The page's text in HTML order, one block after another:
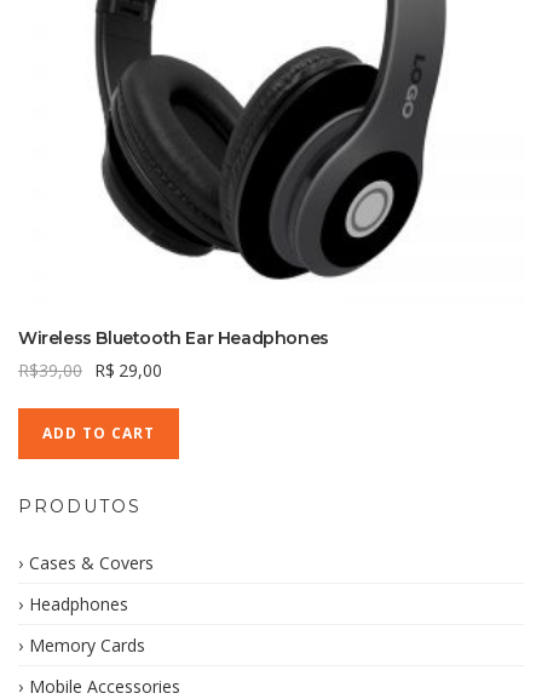
Wireless Bluetooth Ear Headphones
R$39,00 R$ 29,00
ADD TO CART
PRODUTOS
Cases & Covers
Headphones
Memory Cards
Mobile Accessories